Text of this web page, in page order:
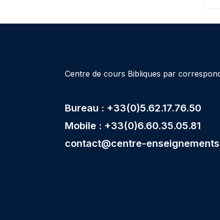
Centre de cours Bibliques par
Bureau : +33(0)5.62.17.76.50
Mobile : +33(0)6.60.35.05.81
contact@centre-